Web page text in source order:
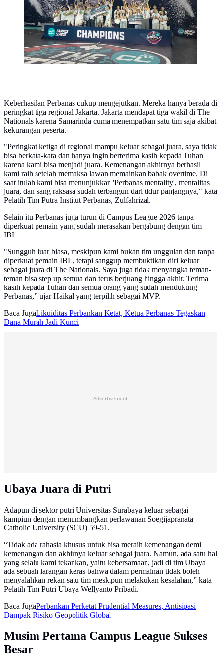
Keberhasilan Perbanas cukup mengejutkan. Mereka hanya berada di
peringkat tiga regional Jakarta. Jakarta mendapat tiga wakil di The
Nationals karena Samarinda cuma menempatkan satu tim saja akibat
kekurangan peserta.
"Peringkat ketiga di regional mampu keluar sebagai juara, saya tidak
bisa berkata-kata dan hanya ingin berterima kasih kepada Tuhan
karena kami bisa menjadi juara. Kemenangan akhirnya berhasil
kami raih setelah memaksa lawan memainkan babak overtime. Di
saat itulah kami bisa menunjukkan 'Perbanas mentality', mentalitas
juara, dan sang raksasa sudah terbangun dari tidur panjangnya," kata
Pelatih Tim Putra Institut Perbanas, Zulfahrizal.
Selain itu Perbanas juga turun di Campus League 2026 tanpa
diperkuat pemain yang sudah merasakan bergabung dengan tim
IBL.
"Sungguh luar biasa, meskipun kami bukan tim unggulan dan tanpa
diperkuat pemain IBL, tetapi sanggup membuktikan diri keluar
sebagai juara di The Nationals. Saya juga tidak menyangka teman-
teman bisa step up semua dan terus berjuang hingga akhir. Terima
kasih kepada Tuhan dan semua orang yang sudah mendukung
Perbanas,” ujar Haikal yang terpilih sebagai MVP.
Baca JugaLikuiditas Perbankan Ketat, Ketua Perbanas Tegaskan
Dana Murah Jadi Kunci
Advertisement
Ubaya Juara di Putri
Adapun di sektor putri Universitas Surabaya keluar sebagai
kampiun dengan menumbangkan perlawanan Soegijapranata
Catholic University (SCU) 59-51.
“Tidak ada rahasia khusus untuk bisa meraih kemenangan demi
kemenangan dan akhirnya keluar sebagai juara. Namun, ada satu hal
yang selalu kami tekankan, yaitu kebersamaan, jadi di tim Ubaya
ada sebuah larangan keras bahwa dalam permainan tidak boleh
menyalahkan rekan satu tim meskipun melakukan kesalahan,” kata
Pelatih Tim Putri Ubaya Wellyanto Pribadi.
Baca JugaPerbankan Perketat Prudential Measures, Antisipasi
Dampak Risiko Geopolitik Global
Musim Pertama Campus League Sukses
Besar